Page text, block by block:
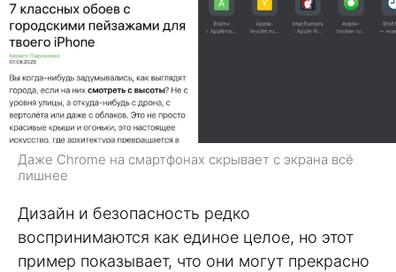
Даже Chrome на смартфонах скрывает с экрана всё
лишнее
Дизайн и безопасность редко
воспринимаются как единое целое, но этот
пример показывает, что они могут прекрасно